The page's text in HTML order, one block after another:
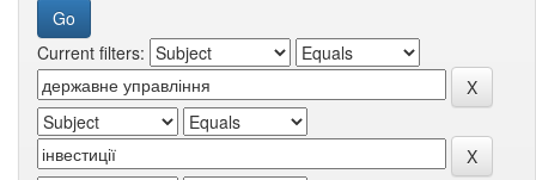
Current filters: